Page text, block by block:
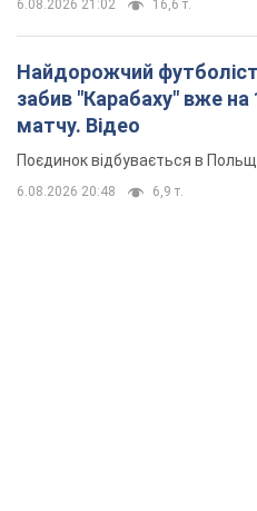
6.08.2026 21:02 16,6 т.
Найдорожчий
забив "Карабаху" вже на
матчу. Відео
Поєдинок відбувається в
6.08.2026 20:48 6,9 т.